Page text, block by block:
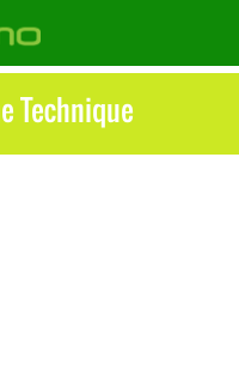
Technique